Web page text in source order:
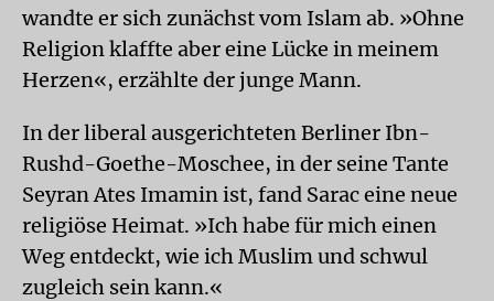
wandte er sich zunächst vom Islam ab. »Ohne
Religion klaffte aber eine Lücke in meinem
Herzen«, erzählte der junge Mann.
In der liberal ausgerichteten Berliner Ibn-
Rushd-Goethe-Moschee, in der seine Tante
Seyran Ates Imamin ist, fand Sarac eine neue
religiöse Heimat. »Ich habe für mich einen
Weg entdeckt, wie ich Muslim und schwul
zugleich sein kann.«